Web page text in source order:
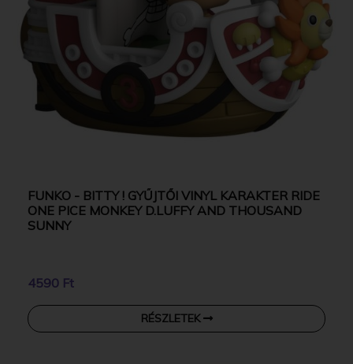
FUNKO - BITTY ! GYŰJTŐI VINYL KARAKTER RIDE
ONE PICE MONKEY D.LUFFY AND THOUSAND
SUNNY
4590 Ft
RÉSZLETEK